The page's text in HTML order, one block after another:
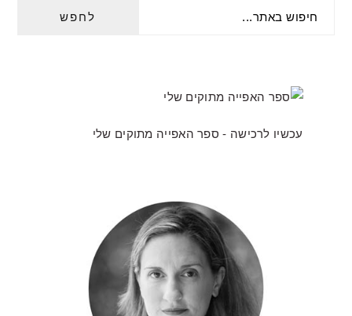
SIDEBAR
עכשיו לרכישה - ספר האפייה מתוקים שלי